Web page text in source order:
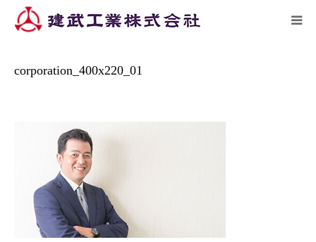
施工実績 corporation_400x220_…
corporation_400x220_01
企業情報
施工実績
リクルート